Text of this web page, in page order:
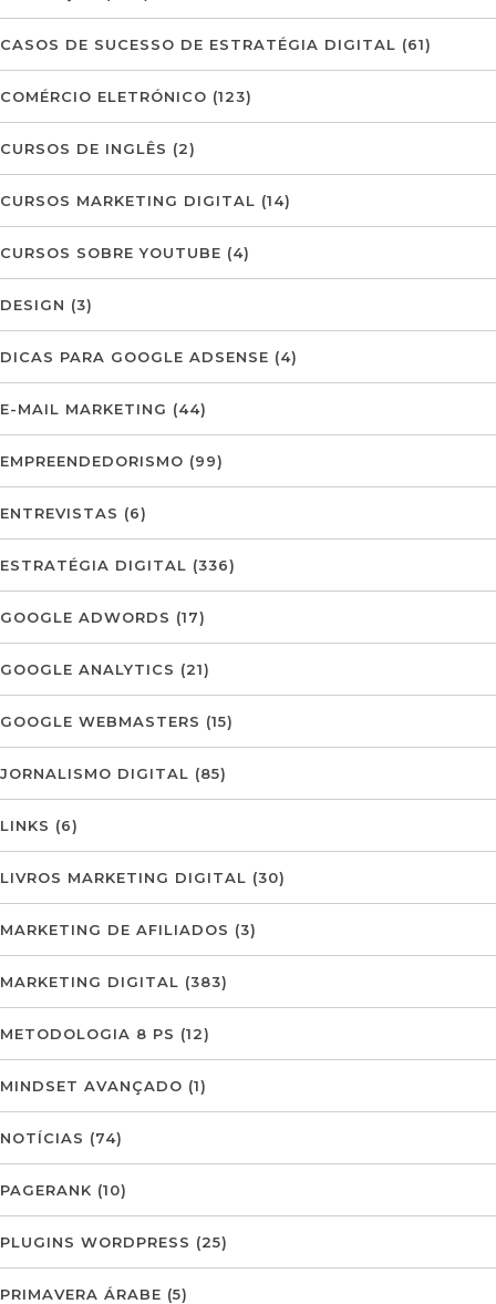
CASOS DE SUCESSO DE ESTRATÉGIA DIGITAL (61)
COMÉRCIO ELETRÓNICO (123)
CURSOS DE INGLÊS (2)
CURSOS MARKETING DIGITAL (14)
CURSOS SOBRE YOUTUBE (4)
DESIGN (3)
DICAS PARA GOOGLE ADSENSE (4)
E-MAIL MARKETING (44)
EMPREENDEDORISMO (99)
ENTREVISTAS (6)
ESTRATÉGIA DIGITAL (336)
GOOGLE ADWORDS (17)
GOOGLE ANALYTICS (21)
GOOGLE WEBMASTERS (15)
JORNALISMO DIGITAL (85)
LINKS (6)
LIVROS MARKETING DIGITAL (30)
MARKETING DE AFILIADOS (3)
MARKETING DIGITAL (383)
METODOLOGIA 8 PS (12)
MINDSET AVANÇADO (1)
NOTÍCIAS (74)
PAGERANK (10)
PLUGINS WORDPRESS (25)
PRIMAVERA ÁRABE (5)